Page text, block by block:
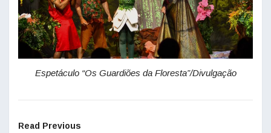
Espetáculo “Os Guardiões da Floresta”/Divulgação
Read Previous